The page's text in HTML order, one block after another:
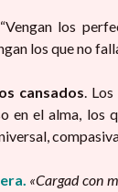
“Vengan los
los que no
cansados. Los
en el alma, los
«Cargad con